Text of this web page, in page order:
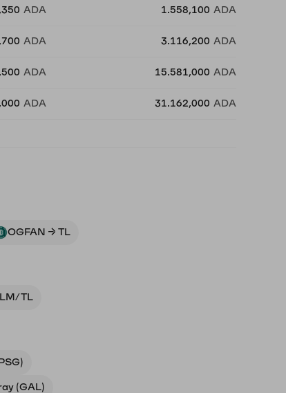
ADA 1.558,100 ADA
ADA 3.116,200 ADA
ADA 15.581,000 ADA
ADA 31.162,000 ADA
OGFAN → TL
TL
(GAL)